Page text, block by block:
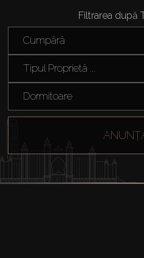
Filtrarea după
Cumpără
Tipul Proprietă ...
Dormitoare